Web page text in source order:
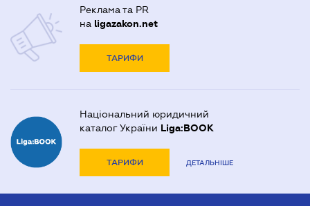
Реклама та PR
на ligazakon.net
ТАРИФИ
Національний юридичний
каталог України Liga:BOOK
ТАРИФИ ДЕТАЛЬНІШЕ